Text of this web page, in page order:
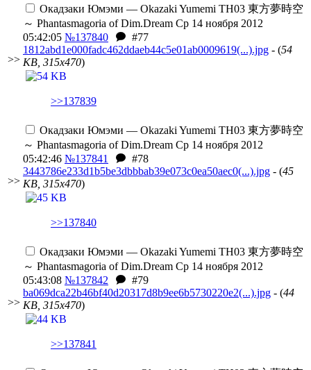
>>
Окадзаки Юмэми — Okazaki Yumemi TH03 東方夢時空
～ Phantasmagoria of Dim.Dream Ср 14 ноября 2012
05:42:05 №137840
#77
1812abd1e000fadc462ddaeb44c5e01ab0009619(...).jpg - (54
KB, 315x470)
>>137839
>>
Окадзаки Юмэми — Okazaki Yumemi TH03 東方夢時空
～ Phantasmagoria of Dim.Dream Ср 14 ноября 2012
05:42:46 №137841
#78
3443786e233d1b5be3dbbbab39e073c0ea50aec0(...).jpg - (45
KB, 315x470)
>>137840
>>
Окадзаки Юмэми — Okazaki Yumemi TH03 東方夢時空
～ Phantasmagoria of Dim.Dream Ср 14 ноября 2012
05:43:08 №137842
#79
ba069dca22b46bf40d20317d8b9ee6b5730220e2(...).jpg - (44
KB, 315x470)
>>137841